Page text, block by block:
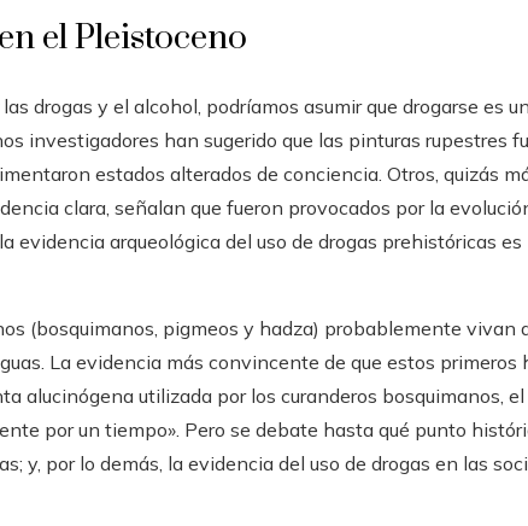
el Pleistoceno
drogas y el alcohol, podríamos asumir que drogarse es
investigadores han sugerido que las pinturas rupestres
estados alterados de conciencia. Otros, quizás
clara, señalan que fueron provocados por la
evidencia arqueológica del uso de drogas prehistóricas es
(bosquimanos, pigmeos y hadza) probablemente vivan
La evidencia más convincente de que estos primeros
alucinógena utilizada por los curanderos bosquimanos, el
por un tiempo». Pero se debate hasta qué punto
y, por lo demás, la evidencia del uso de drogas en las